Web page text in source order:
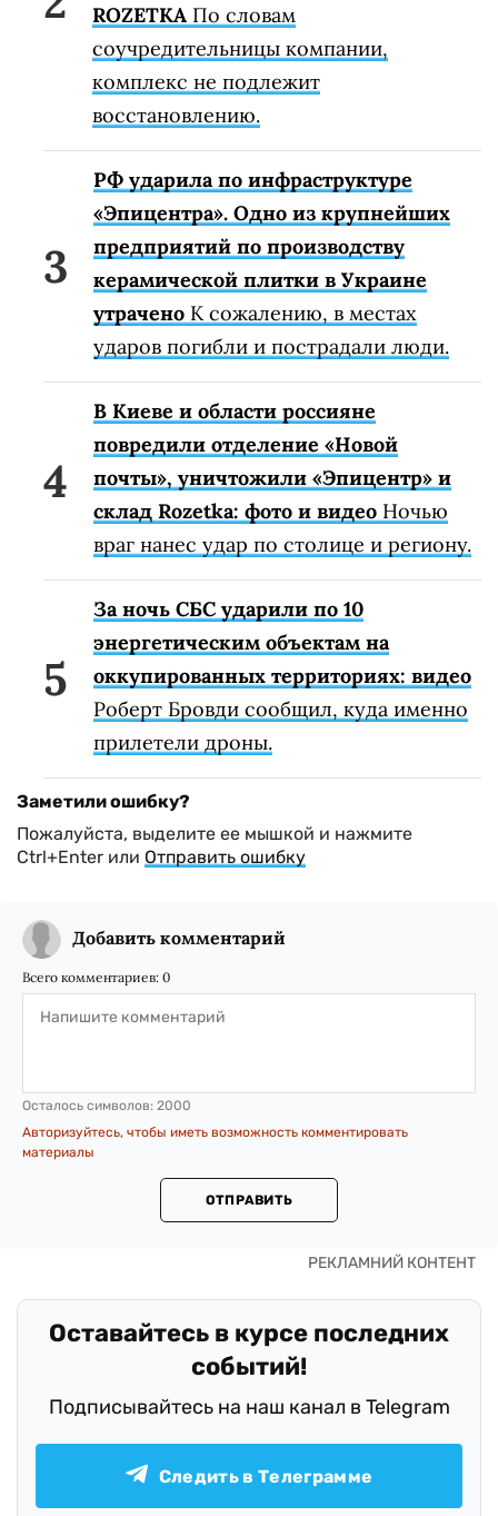
ROZETKA По словам
соучредительницы компании,
комплекс не подлежит
восстановлению.
РФ ударила по инфраструктуре
«Эпицентра». Одно из крупнейших
предприятий по производству
керамической плитки в Украине
утрачено К сожалению, в местах
ударов погибли и пострадали люди.
В Киеве и области россияне
повредили отделение «Новой
почты», уничтожили «Эпицентр» и
склад Rozetka: фото и видео Ночью
враг нанес удар по столице и региону.
За ночь СБС ударили по 10
энергетическим объектам на
оккупированных территориях: видео
Роберт Бровди сообщил, куда именно
прилетели дроны.
Заметили ошибку?
Пожалуйста, выделите ее мышкой и нажмите
Ctrl+Enter или Отправить ошибку
Добавить комментарий
Всего комментариев: 0
Осталось символов: 2000
Авторизуйтесь, чтобы иметь возможность комментировать
материалы
ОТПРАВИТЬ
Оставайтесь в курсе последних
событий!
Подписывайтесь на наш канал в Telegram
Следить в Телеграмме